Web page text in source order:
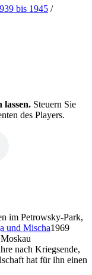
bis 1945 /
lassen. Steuern Sie
des Players.
im Petrowsky-Park,
1969
nach Kriegsende,
hat für ihn einen